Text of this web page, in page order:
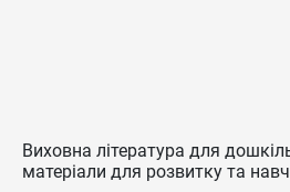
Виховна література для
матеріали для розвитку та